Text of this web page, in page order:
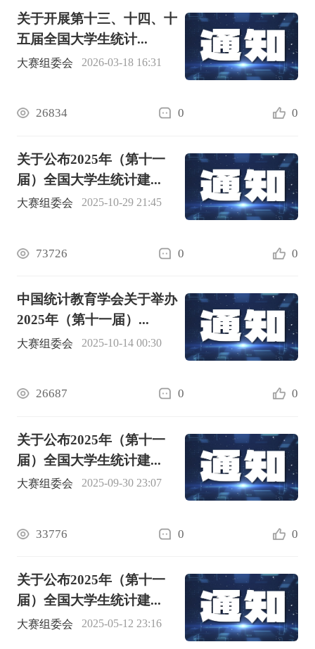
关于开展第十三、十四、十
五届全国大学生统计...
大赛组委会 2026-03-18 16:31
26834 0 0
关于公布2025年（第十一
届）全国大学生统计建...
大赛组委会 2025-10-29 21:45
73726 0 0
中国统计教育学会关于举办
2025年（第十一届）...
大赛组委会 2025-10-14 00:30
26687 0 0
关于公布2025年（第十一
届）全国大学生统计建...
大赛组委会 2025-09-30 23:07
33776 0 0
关于公布2025年（第十一
届）全国大学生统计建...
大赛组委会 2025-05-12 23:16